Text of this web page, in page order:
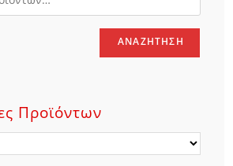
ΑΝΑΖΉΤΗΣΗ
Προϊόντων